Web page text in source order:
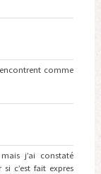
comme
j’ai constaté
c’est fait expres